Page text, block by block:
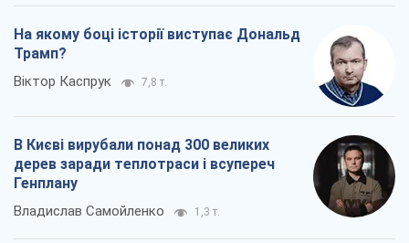
На якому боці історії виступає Дональд
Трамп?
Віктор Каспрук 7,8 т.
В Києві вирубали понад 300 великих
дерев заради теплотраси і всупереч
Генплану
Владислав Самойленко 1,3 т.